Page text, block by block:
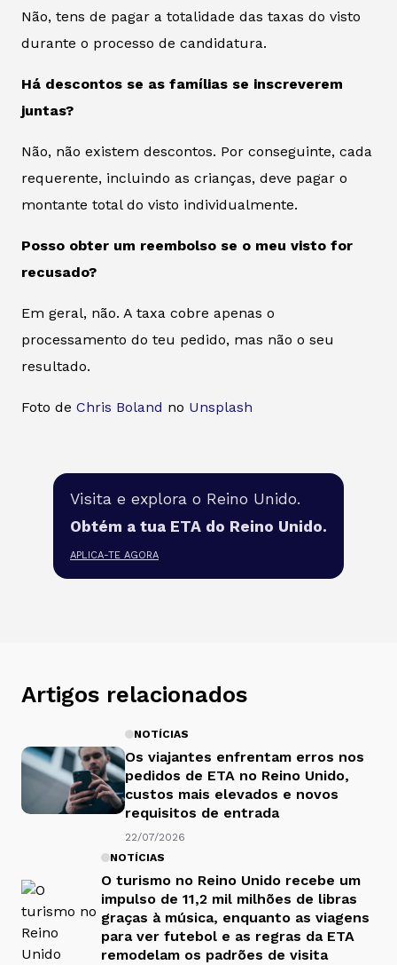
Não, tens de pagar a totalidade das taxas do visto
durante o processo de candidatura.
Há descontos se as famílias se inscreverem
juntas?
Não, não existem descontos. Por conseguinte, cada
requerente, incluindo as crianças, deve pagar o
montante total do visto individualmente.
Posso obter um reembolso se o meu visto for
recusado?
Em geral, não. A taxa cobre apenas o
processamento do teu pedido, mas não o seu
resultado.
Foto de Chris Boland no Unsplash
Visita e explora o Reino Unido.
Obtém a tua ETA do Reino Unido.
APLICA-TE AGORA
Artigos relacionados
NOTÍCIAS
Os viajantes enfrentam erros nos
pedidos de ETA no Reino Unido,
custos mais elevados e novos
requisitos de entrada
22/07/2026
NOTÍCIAS
O turismo no Reino Unido recebe um
impulso de 11,2 mil milhões de libras
graças à música, enquanto as viagens
para ver futebol e as regras da ETA
remodelam os padrões de visita